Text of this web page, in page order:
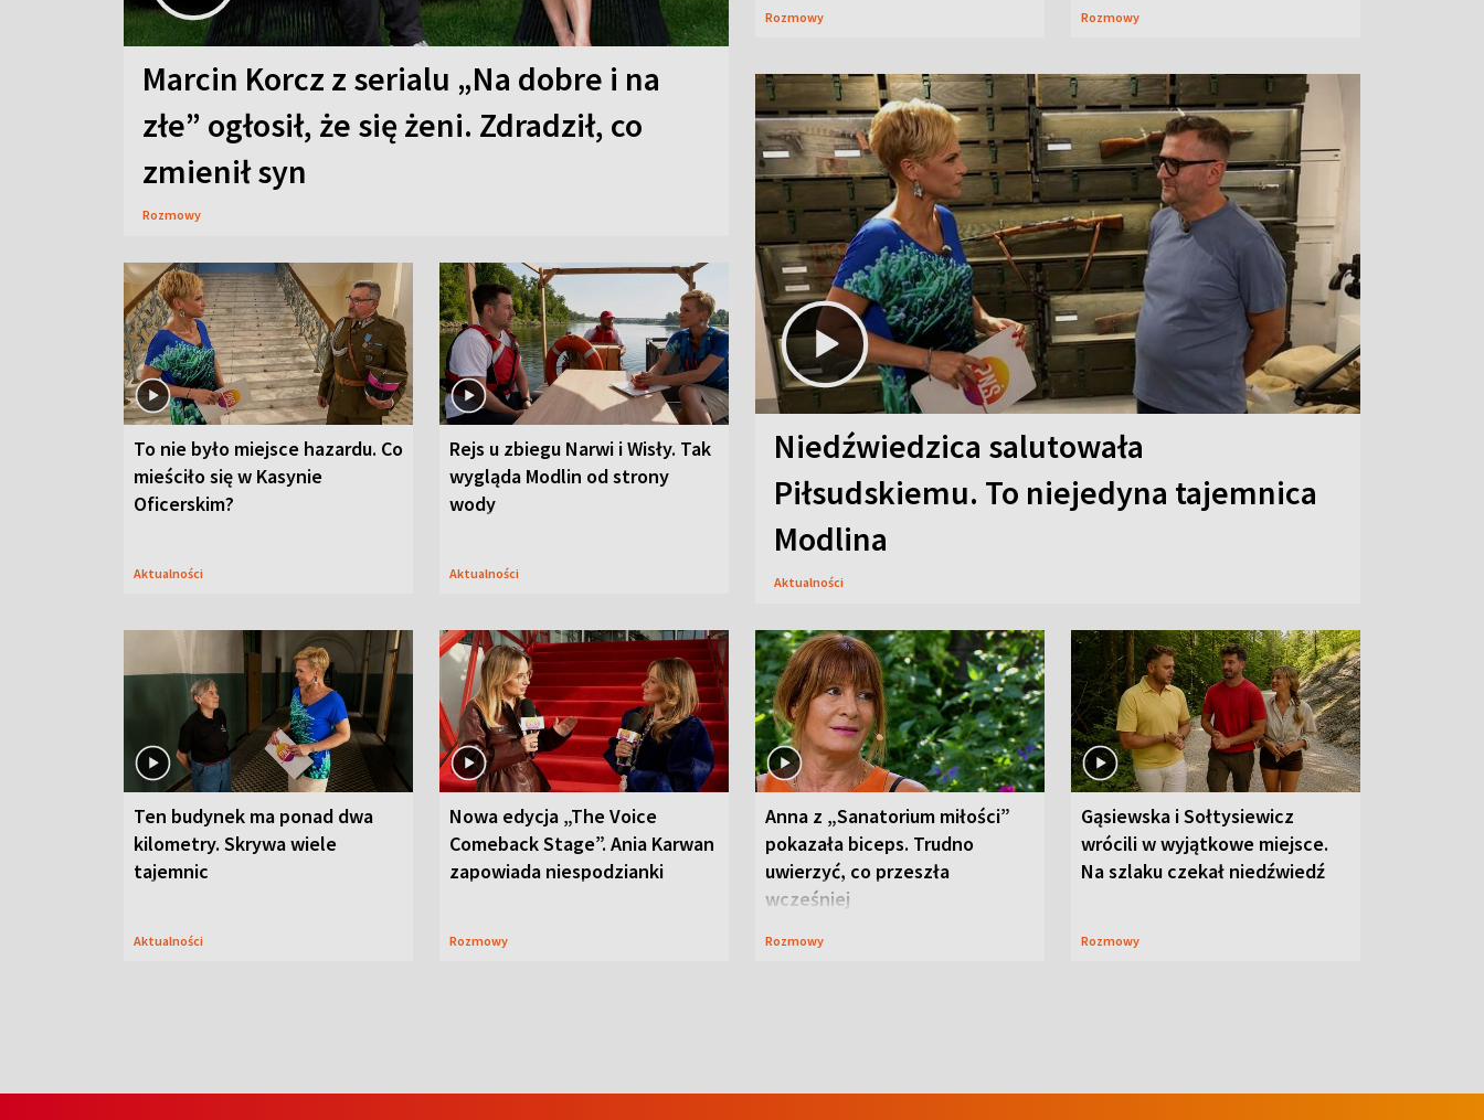
Marcin Korcz z serialu „Na dobre i na
złe” ogłosił, że się żeni. Zdradził, co
zmienił syn
Rozmowy
Rozmowy Rozmowy
To nie było miejsce hazardu. Co
mieściło się w Kasynie
Oficerskim?
Aktualności
Rejs u zbiegu Narwi i Wisły. Tak
wygląda Modlin od strony
wody
Aktualności
Niedźwiedzica salutowała
Piłsudskiemu. To niejedyna tajemnica
Modlina
Aktualności
Ten budynek ma ponad dwa
kilometry. Skrywa wiele
tajemnic
Aktualności
Nowa edycja „The Voice
Comeback Stage”. Ania Karwan
zapowiada niespodzianki
Rozmowy
Anna z „Sanatorium miłości”
pokazała biceps. Trudno
uwierzyć, co przeszła
wcześniej
Rozmowy
Gąsiewska i Sołtysiewicz
wrócili w wyjątkowe miejsce.
Na szlaku czekał niedźwiedź
Rozmowy